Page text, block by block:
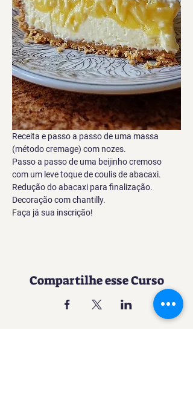
Receita e passo a passo de uma massa
(método cremage) com nozes.
Passo a passo de uma beijinho cremoso
com um leve toque de coulis de abacaxi.
Redução do abacaxi para finalização.
Decoração com chantilly.
Faça já sua inscrição!
Compartilhe esse Curso